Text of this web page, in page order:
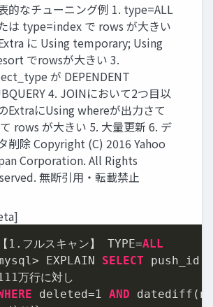
的なチューニング例 1. type=ALL
は type=index で rows が大きい
に Using temporary; Using
でrowsが大きい 3.
が DEPENDENT
4. JOINにおいて2つ目以
ExtraにUsing whereが出力さて
rows が大きい 5. 大量更新 6. デ
削除 Copyright (C) 2016 Yahoo
Corporation. All Rights
無断引用・転載禁止
【 1. フルスキャン】 TYPE=ALL
> EXPLAIN SELECT push_id
deleted=1 AND